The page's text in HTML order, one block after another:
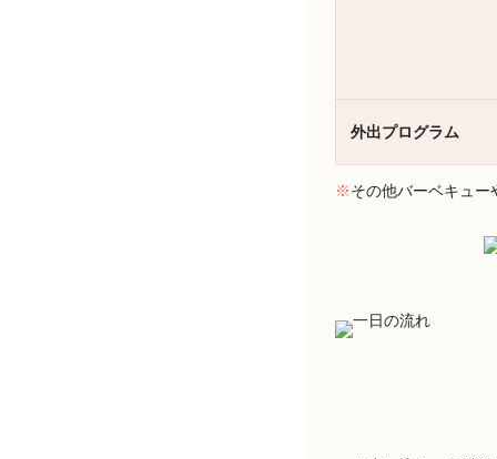
外出プログラム
※その他バーベキュー